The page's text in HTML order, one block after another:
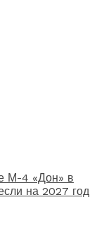
М-4 «Дон» в
на 2027 год